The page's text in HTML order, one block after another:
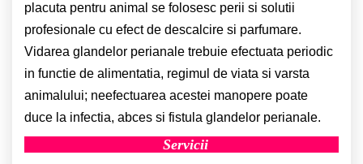
placuta pentru animal se folosesc perii si solutii
profesionale cu efect de descalcire si parfumare.
Vidarea glandelor perianale trebuie efectuata periodic
in functie de alimentatia, regimul de viata si varsta
animalului; neefectuarea acestei manopere poate
duce la infectia, abces si fistula glandelor perianale.
Servicii